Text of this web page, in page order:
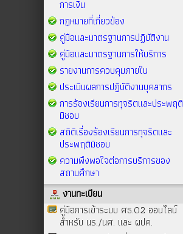
การเงิน
กฏหมายที่เกี่ยวข้อง
คู่มือและมาตรฐานการปฏิบัติงาน
คู่มือและมาตรฐานการให้บริการ
รายงานการควบคุมภายใน
ประเมินผลการปฏิบัติงานบุคลากร
การร้องเรียนการทุจริตและประพฤติ
มิชอบ
สถิติเรื่องร้องเรียนการทุจริตและ
ประพฤติมิชอบ
ความพึงพอใจต่อการบริการของ
สถานศึกษา
งานทะเบียน
คู่มือการเข้าระบบ ศธ.02 ออนไลน์
สำหรับ นร./นศ. และ ผปค.